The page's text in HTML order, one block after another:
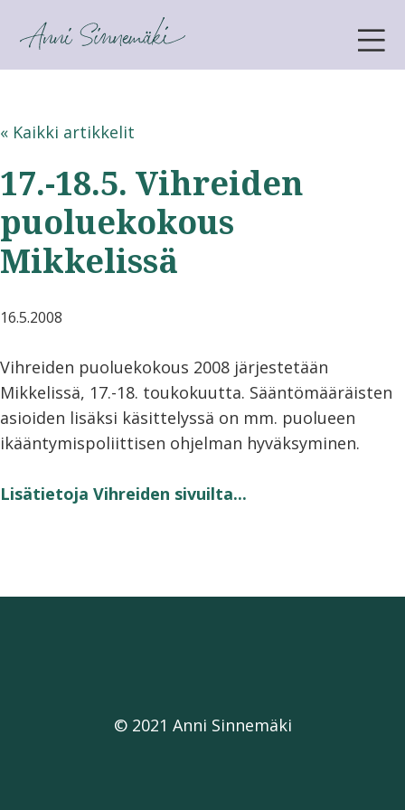
ANNI SINNEMÄKI
« Kaikki artikkelit
17.-18.5. Vihreiden
puoluekokous
Mikkelissä
16.5.2008
Vihreiden puoluekokous 2008 järjestetään
Mikkelissä, 17.-18. toukokuutta. Sääntömääräisten
asioiden lisäksi käsittelyssä on mm. puolueen
ikääntymispoliittisen ohjelman hyväksyminen.
Lisätietoja Vihreiden sivuilta...
© 2021 Anni Sinnemäki